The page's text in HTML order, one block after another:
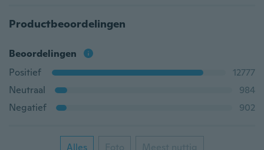
Productbeoordelingen
Beoordelingen
Positief
12777
Neutraal
984
Negatief
902
Alles Foto Meest nuttig